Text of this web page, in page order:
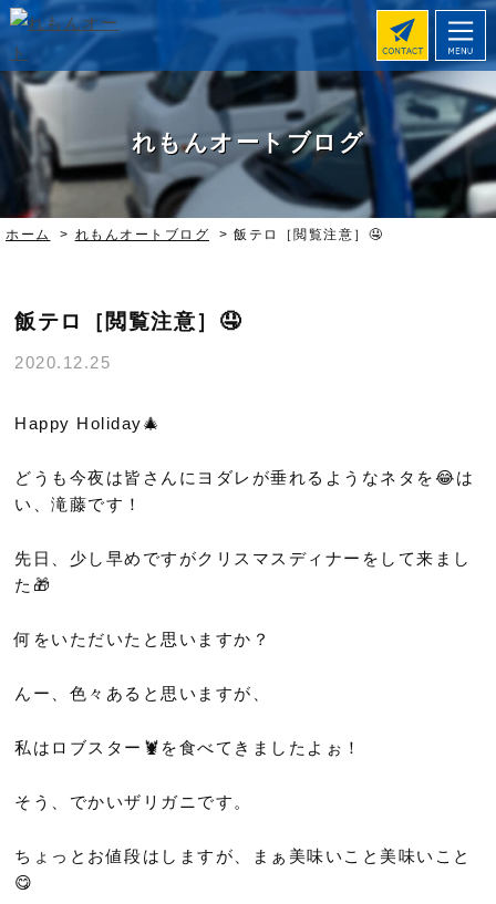
れもんオートブログ
ホーム > れもんオートブログ > 飯テロ［閲覧注意］🤤
飯テロ［閲覧注意］🤤
2020.12.25
Happy Holiday🎄
どうも今夜は皆さんにヨダレが垂れるようなネタを😂は
い、滝藤です！
先日、少し早めですがクリスマスディナーをして来まし
た🎁
何をいただいたと思いますか？
んー、色々あると思いますが、
私はロブスター🦞を食べてきましたよぉ！
そう、でかいザリガニです。
ちょっとお値段はしますが、まぁ美味いこと美味いこと
😋